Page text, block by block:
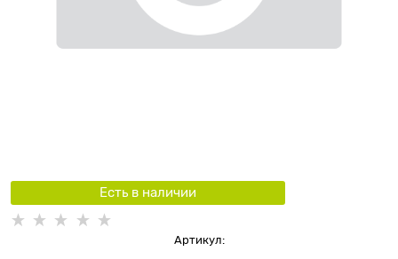
Есть в наличии
Артикул: